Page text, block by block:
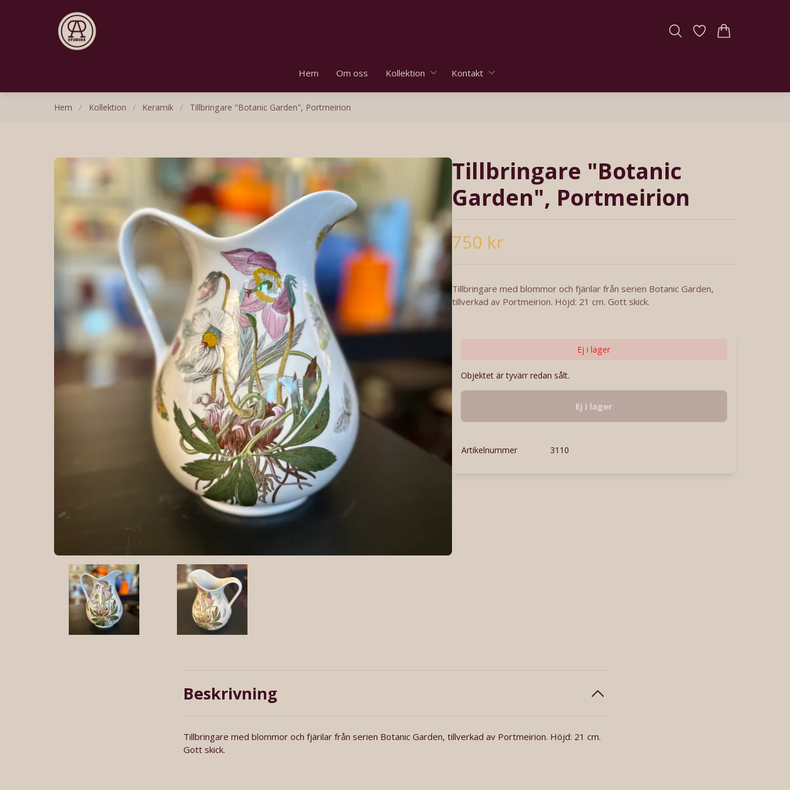
Hem Om oss Kollektion Kontakt
Hem / Kollektion / Keramik / Tillbringare "Botanic Garden", Portmeirion
Tillbringare "Botanic
Garden", Portmeirion
750 kr
Tillbringare med blommor och fjärilar från serien Botanic Garden,
tillverkad av Portmeirion. Höjd: 21 cm. Gott skick.
Ej i lager
Objektet är tyvärr redan sålt.
Ej i lager
Artikelnummer 3110
Beskrivning
Tillbringare med blommor och fjärilar från serien Botanic Garden, tillverkad av Portmeirion. Höjd: 21 cm.
Gott skick.